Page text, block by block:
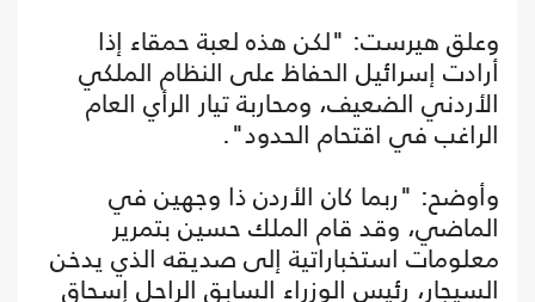
وعلق هيرست: "لكن هذه لعبة حمقاء إذا
أرادت إسرائيل الحفاظ على النظام الملكي
الأردني الضعيف، ومحاربة تيار الرأي العام
الراغب في اقتحام الحدود".
وأوضح: "ربما كان الأردن ذا وجهين في
الماضي، وقد قام الملك حسين بتمرير
معلومات استخباراتية إلى صديقه الذي يدخن
السيجار، رئيس الوزراء السابق الراحل إسحاق